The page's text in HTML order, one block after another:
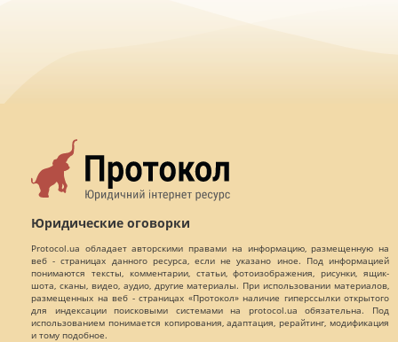
Юридические оговорки
Protocol.ua обладает авторскими правами на информацию, размещенную на
веб - страницах данного ресурса, если не указано иное. Под информацией
понимаются тексты, комментарии, статьи, фотоизображения, рисунки, ящик-
шота, сканы, видео, аудио, другие материалы. При использовании материалов,
размещенных на веб - страницах «Протокол» наличие гиперссылки открытого
для индексации поисковыми системами на protocol.ua обязательна. Под
использованием понимается копирования, адаптация, рерайтинг, модификация
и тому подобное.